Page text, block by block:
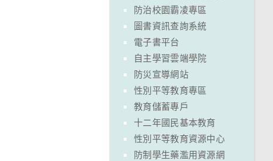
防治校園霸凌專區
圖書資訊查詢系統
電子書平台
自主學習雲端學院
防災宣導網站
性別平等教育專區
教育儲蓄專戶
十二年國民基本教育
性別平等教育資源中心
防制學生藥濫用資源網